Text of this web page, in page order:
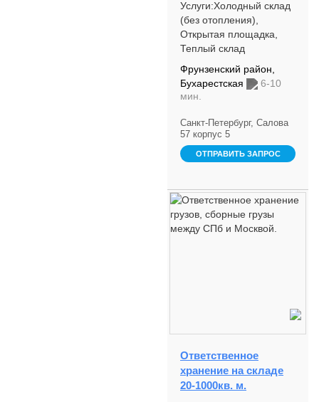
площадках, в холодном
складе, в теплом
складе; Палл...
Услуги:Холодный склад
(без отопления),
Открытая площадка,
Теплый склад
Фрунзенский район,
Бухарестская
6-10
мин.
Санкт-Петербург, Салова
57 корпус 5
ОТПРАВИТЬ ЗАПРОС
Ответственное
хранение на складе
20-1000кв. м.